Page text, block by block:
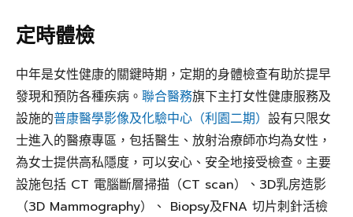
定時體檢
中年是女性健康的關鍵時期，定期的身體檢查有助於提早
發現和預防各種疾病。 聯合醫務旗下主打女性健康服務及
設施的普康醫學影像及化驗中心（利園二期） 設有只限女
士進入的醫療專區，包括醫生、放射治療師亦均為女性，
為女士提供高私隱度，可以安心、安全地接受檢查。主要
設施包括 CT 電腦斷層掃描（CT scan）、3D乳房造影
（3D Mammography）、 Biopsy及FNA 切片刺針活檢